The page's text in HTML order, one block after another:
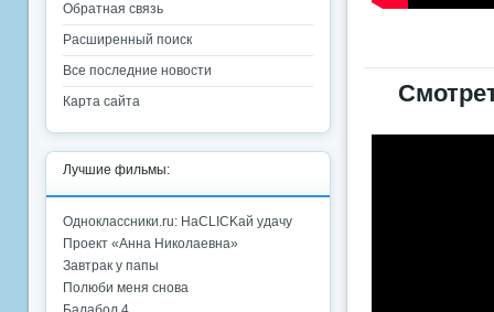
Обратная связь
Расширенный поиск
Все последние новости
Карта сайта
Лучшие фильмы:
Одноклассники.ru: НаCLICKай удачу
Проект «Анна Николаевна»
Завтрак у папы
Полюби меня снова